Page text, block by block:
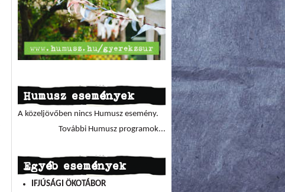
Humusz események
A közeljövőben nincs Humusz esemény.
További Humusz programok...
Egyéb események
IFJÚSÁGI ÖKOTÁBOR